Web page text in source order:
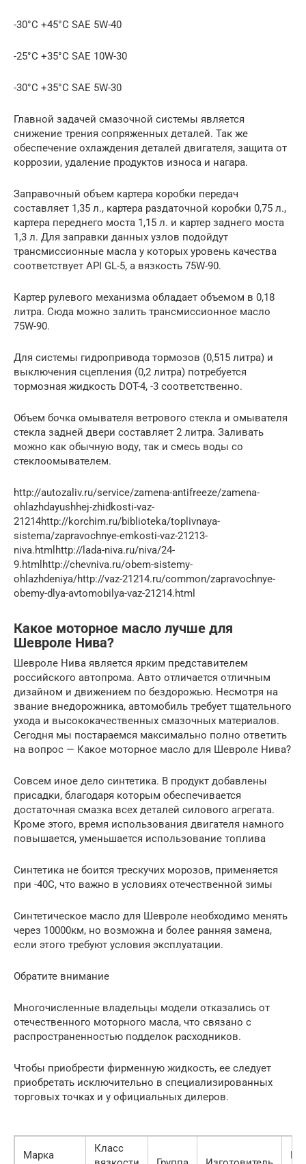
-30°С +45°С SAE 5W-40
-25°С +35°С SAE 10W-30
-30°С +35°С SAE 5W-30
Главной задачей смазочной системы является
снижение трения сопряженных деталей. Так же
обеспечение охлаждения деталей двигателя, защита от
коррозии, удаление продуктов износа и нагара.
Заправочный объем картера коробки передач
составляет 1,35 л., картера раздаточной коробки 0,75 л.,
картера переднего моста 1,15 л. и картер заднего моста
1,3 л. Для заправки данных узлов подойдут
трансмиссионные масла у которых уровень качества
соответствует API GL-5, а вязкость 75W-90.
Картер рулевого механизма обладает объемом в 0,18
литра. Сюда можно залить трансмиссионное масло
75W-90.
Для системы гидропривода тормозов (0,515 литра) и
выключения сцепления (0,2 литра) потребуется
тормозная жидкость DOT-4, -3 соответственно.
Объем бочка омывателя ветрового стекла и омывателя
стекла задней двери составляет 2 литра. Заливать
можно как обычную воду, так и смесь воды со
стеклоомывателем.
http://autozaliv.ru/service/zamena-antifreeze/zamena-
ohlazhdayushhej-zhidkosti-vaz-
21214http://korchim.ru/biblioteka/toplivnaya-
sistema/zapravochnye-emkosti-vaz-21213-
niva.htmlhttp://lada-niva.ru/niva/24-
9.htmlhttp://chevniva.ru/obem-sistemy-
ohlazhdeniya/http://vaz-21214.ru/common/zapravochnye-
obemy-dlya-avtomobilya-vaz-21214.html
Какое моторное масло лучше для
Шевроле Нива?
Шевроле Нива является ярким представителем
российского автопрома. Авто отличается отличным
дизайном и движением по бездорожью. Несмотря на
звание внедорожника, автомобиль требует тщательного
ухода и высококачественных смазочных материалов.
Сегодня мы постараемся максимально полно ответить
на вопрос — Какое моторное масло для Шевроле Нива?
Совсем иное дело синтетика. В продукт добавлены
присадки, благодаря которым обеспечивается
достаточная смазка всех деталей силового агрегата.
Кроме этого, время использования двигателя намного
повышается, уменьшается использование топлива
Синтетика не боится трескучих морозов, применяется
при -40С, что важно в условиях отечественной зимы
Синтетическое масло для Шевроле необходимо менять
через 10000км, но возможна и более ранняя замена,
если этого требуют условия эксплуатации.
Обратите внимание
Многочисленные владельцы модели отказались от
отечественного моторного масла, что связано с
распространенностью подделок расходников.
Чтобы приобрести фирменную жидкость, ее следует
приобретать исключительно в специализированных
торговых точках и у официальных дилеров.
Марка
Класс